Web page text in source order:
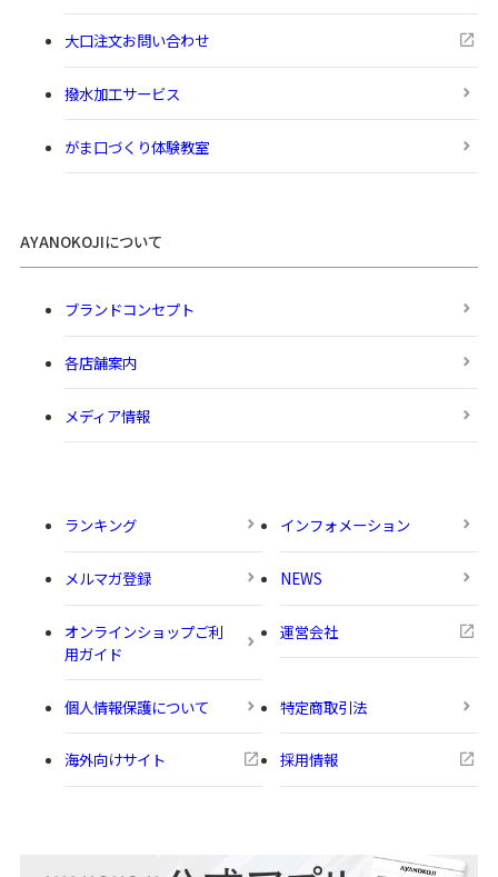
大口注文お問い合わせ
撥水加工サービス
がま口づくり体験教室
AYANOKOJIについて
ブランドコンセプト
各店舗案内
メディア情報
ランキング インフォメーション
メルマガ登録 NEWS
オンラインショップご利
用ガイド
運営会社
個人情報保護について 特定商取引法
海外向けサイト 採用情報